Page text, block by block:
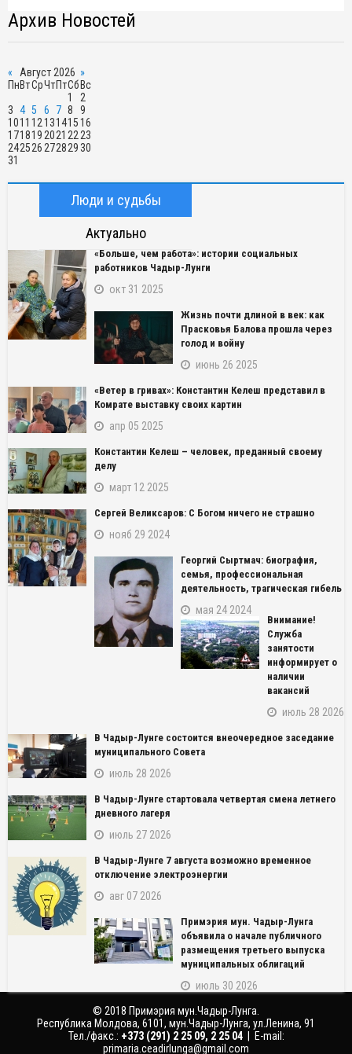
Архив Новостей
« Август 2026 »
ПнВтСрЧтПтСбВс
1
2
3 4 5 6 7 8
9
1011 1213141516
171819 2021 22 23
242526 27282930
31
Люди и судьбы
Актуально
«Больше, чем работа»: истории социальных
работников Чадыр-Лунги
окт 31 2025
Жизнь почти длиной в век: как
Прасковья Балова прошла через
голод и войну
июнь 26 2025
«Ветер в гривах»: Константин Келеш представил в
Комрате выставку своих картин
апр 05 2025
Константин Келеш – человек, преданный своему
делу
март 12 2025
Сергей Великсаров: С Богом ничего не страшно
нояб 29 2024
Георгий Сыртмач: биография,
семья, профессиональная
деятельность, трагическая гибель
мая 24 2024
Внимание!
Служба
занятости
информирует о
наличии
вакансий
июль 28 2026
В Чадыр-Лунге состоится внеочередное заседание
муниципального Совета
июль 28 2026
В Чадыр-Лунге стартовала четвертая смена летнего
дневного лагеря
июль 27 2026
В Чадыр-Лунге 7 августа возможно временное
отключение электроэнергии
авг 07 2026
Примэрия мун. Чадыр-Лунга
объявила о начале публичного
размещения третьего выпуска
муниципальных облигаций
июль 30 2026
© 2018 Примэрия мун.Чадыр-Лунга.
Республика Молдова, 6101, мун.Чадыр-Лунга, ул.Ленина, 91
Тел./факс.: ‎+373 (291) 2 25 09, 2 25 04| E-mail:
primaria.ceadirlunga@gmail.com
NAME_SOCIAL_FACEBOOK
NAME_SOCIAL_TWITTER
NAME_SOCIAL_PINTEREST